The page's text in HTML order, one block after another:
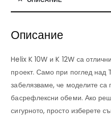
Описание
Helix K 10W и K 12W са
проект. Само при поглед над
забелязваме, че моделите
басрефлексни обеми. Ако
сигурното, просто изберете